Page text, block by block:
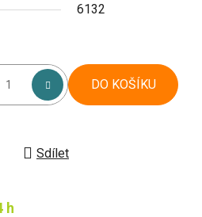
6132
DO KOŠÍKU
Sdílet
h